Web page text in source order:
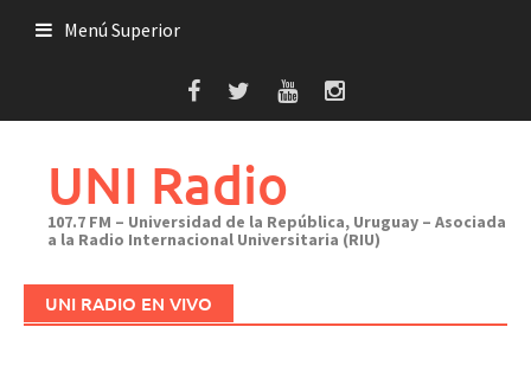
Menú Superior
UNI Radio
107.7 FM – Universidad de la República, Uruguay – Asociada
a la Radio Internacional Universitaria (RIU)
UNI RADIO EN VIVO